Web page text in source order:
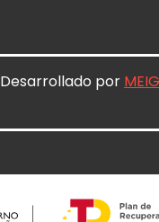
Desarrollado por